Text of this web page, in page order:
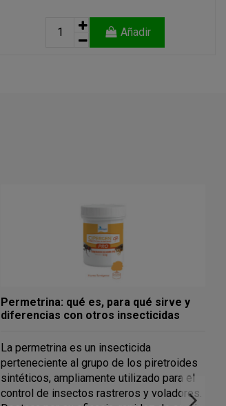
Añadir
Insecticida para minador de hojas y
cítricos Phyllocnistis citrella: Control
El minador de hojas es una plaga que
afecta a numerosas plantas, causando
daños significativos en cultivos y jardines.